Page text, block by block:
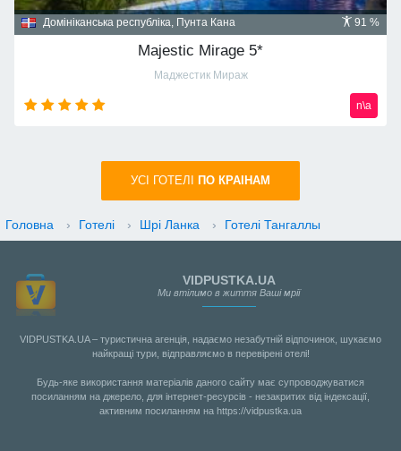
91 %
Домініканська республіка, Пунта Кана
Majestic Mirage 5*
Маджестик Мираж
n\a
УСI ГОТЕЛІ ПО КРАIНАМ
Головна › Готелі › Шрі Ланка › Готелі Тангаллы
VIDPUSTKA.UA
Ми втілимо в життя Ваші мрії
VIDPUSTKA.UA – туристична агенція, надаємо незабутній відпочинок, шукаємо
найкращі тури, відправляємо в перевірені отелі!
Будь-яке використання матеріалів даного сайту має супроводжуватися
посиланням на джерело, для інтернет-ресурсів - незакритих від індексації,
активним посиланням на https://vidpustka.ua